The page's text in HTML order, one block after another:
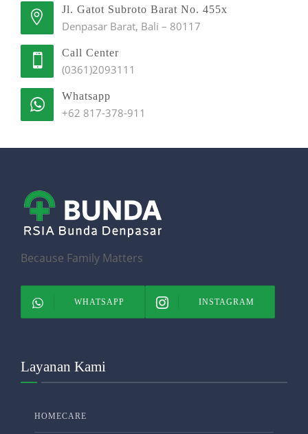
Jl. Gatot Subroto Barat No. 455x
Denpasar Barat, Bali – 80117
Call Center
(0361)2093111
Whatsapp
+62 817-378-911
Because Family Matters
WHATSAPP INSTAGRAM
Layanan Kami
HOMECARE